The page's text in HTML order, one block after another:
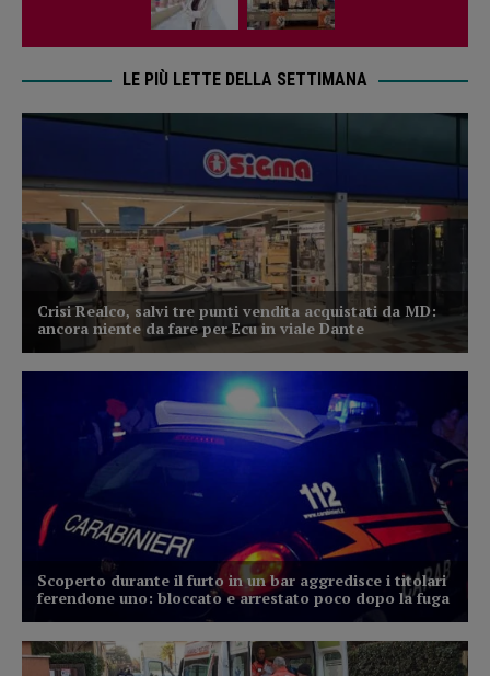
LE PIÙ LETTE DELLA SETTIMANA